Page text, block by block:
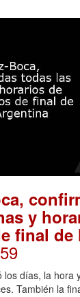
y
final de
los días, la hora
También la